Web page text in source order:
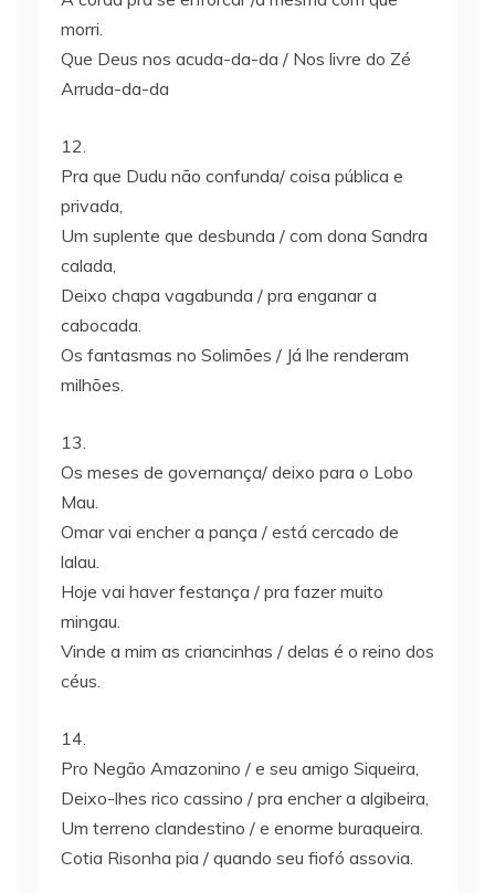
morri.
Que Deus nos acuda-da-da / Nos livre do Zé
Arruda-da-da
12.
Pra que Dudu não confunda/ coisa pública e
privada,
Um suplente que desbunda / com dona Sandra
calada,
Deixo chapa vagabunda / pra enganar a
cabocada.
Os fantasmas no Solimões / Já lhe renderam
milhões.
13.
Os meses de governança/ deixo para o Lobo
Mau.
Omar vai encher a pança / está cercado de
lalau.
Hoje vai haver festança / pra fazer muito
mingau.
Vinde a mim as criancinhas / delas é o reino dos
céus.
14.
Pro Negão Amazonino / e seu amigo Siqueira,
Deixo-lhes rico cassino / pra encher a algibeira,
Um terreno clandestino / e enorme buraqueira.
Cotia Risonha pia / quando seu fiofó assovia.